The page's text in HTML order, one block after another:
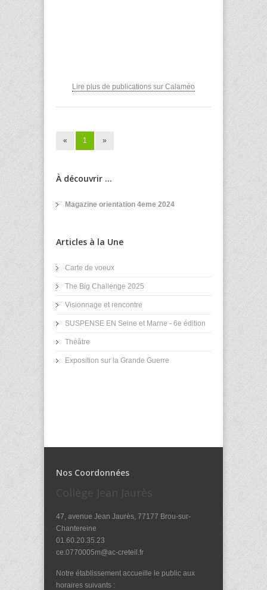
Lire plus de publications sur Calaméo
« 1 »
À découvrir ...
Magazine orientation 4eme 2024
Articles à la Une
Carte de voeux
The Big Challenge 2025
Visionnage et rencontre
SUSPENSE EN Seine et Marne - 6e édition
Théâtre
Exposition sur la Grande Guerre
Nos Coordonnées
Collège Jean Jaurès
47, avenue Jean Jaurès, 77177 Brou-sur-
Chantereine
01.60.20.35.23
ce.0770005m@ac-creteil.fr
Notre établissement accueille le public aux
horaires suivants :